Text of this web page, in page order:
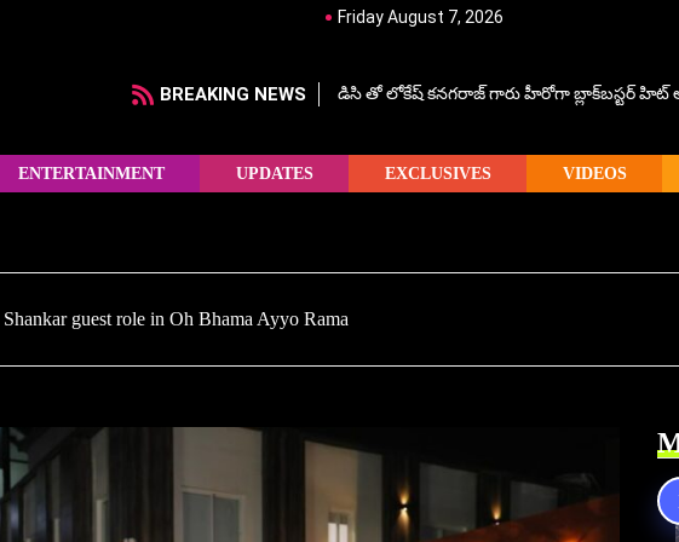
Friday August 7, 2026
BREAKING NEWS డిసి తో లోకేష్ కనగరాజ్ గారు హీరోగా బ్లాక్‌బస్టర్ హిట్
ENTERTAINMENT UPDATES EXCLUSIVES VIDEOS
guest role in Oh Bhama Ayyo Rama